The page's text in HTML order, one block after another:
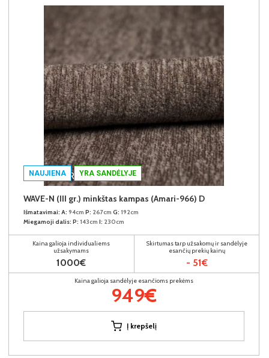
NAUJIENA YRA SANDĖLYJE
WAVE-N (III gr.) minkštas kampas (Amari-966) D
Išmatavimai: A: 94cm P: 267cm G: 192cm
Miegamoji dalis: P: 143cm I: 230cm
Kaina galioja individualiems
užsakymams
1000€
Skirtumas tarp užsakomų ir sandėlyje
esančių prekių kainų
- 51€
Kaina galioja sandėlyje esančioms prekėms
949€
Į krepšelį